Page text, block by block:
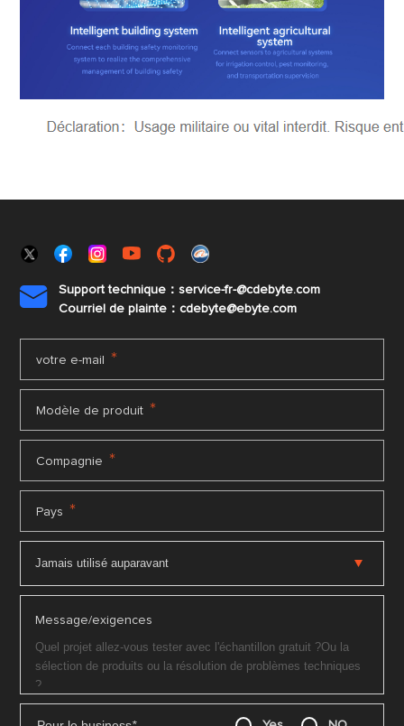

Support technique：service-fr-@cdebyte.com
Courriel de plainte：cdebyte@ebyte.com
votre e-mail *
Modèle de produit *
Compagnie *
Pays *
Message/exigences